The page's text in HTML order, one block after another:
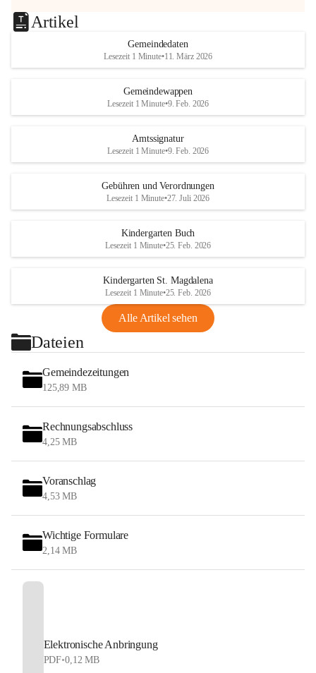
Artikel
Gemeindedaten
Lesezeit 1 Minute•11. März 2026
Gemeindewappen
Lesezeit 1 Minute•9. Feb. 2026
Amtssignatur
Lesezeit 1 Minute•9. Feb. 2026
Gebühren und Verordnungen
Lesezeit 1 Minute•27. Juli 2026
Kindergarten Buch
Lesezeit 1 Minute•25. Feb. 2026
Kindergarten St. Magdalena
Lesezeit 1 Minute•25. Feb. 2026
Alle Artikel sehen
Dateien
Gemeindezeitungen
125,89 MB
Rechnungsabschluss
4,25 MB
Voranschlag
4,53 MB
Wichtige Formulare
2,14 MB
Elektronische Anbringung
PDF•0,12 MB